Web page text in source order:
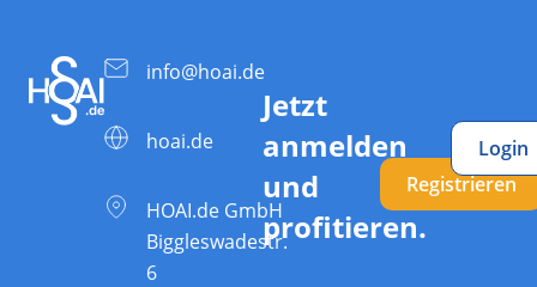
info@hoai.de
hoai.de
HOAI.de GmbH
Biggleswadestr.
6
Jetzt
anmelden
und
profitieren.
Registrieren
Login